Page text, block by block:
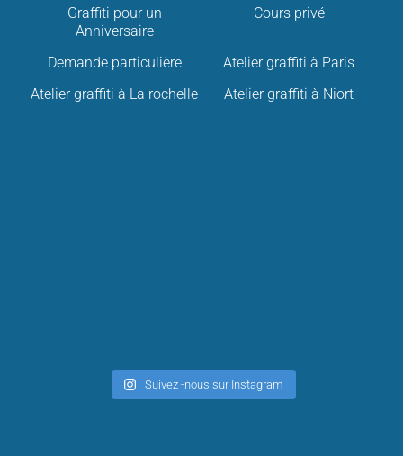
Graffiti pour un
Anniversaire
Cours privé
Demande particulière
Atelier graffiti à Paris
Atelier graffiti à La rochelle
Atelier graffiti à Niort
Suivez -nous sur Instagram